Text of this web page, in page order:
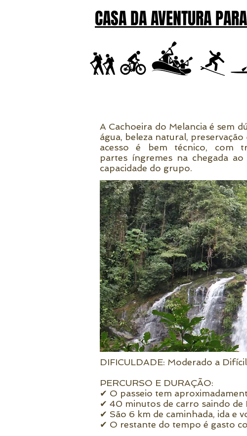
CASA DA AVENTURA
A Cachoeira do Melancia é sem
água, beleza natural,
acesso é bem técnico, com
partes íngremes na chegada
capacidade do grupo.
DIFICULDADE: Moderado a Difícil
PERCURSO E DURAÇÃO:
✔ O passeio tem
✔ 40 minutos de carro saindo de
✔ São 6 km de caminhada, ida e
✔ O restante do tempo é gasto